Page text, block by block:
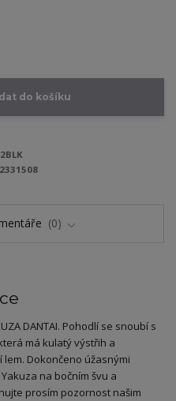
do košíku
0
DANTAI. Pohodlí se snoubí s
má kulatý výstřih a
Dokončeno úžasnými
na bočním švu a
prosím pozornost našim